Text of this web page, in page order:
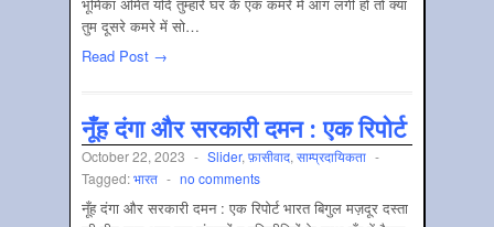
तुम दूसरे कमरे में सो…
Read Post →
नूँह दंगा और सरकारी दमन : एक रिपोर्ट
October 22, 2023 - Slider, फ़ासीवाद, साम्‍प्रदायिकता -
Tagged:भारत - no comments
नूँह दंगा और सरकारी दमन : एक रिपोर्ट भारत बिगुल मज़दूर दस्ता